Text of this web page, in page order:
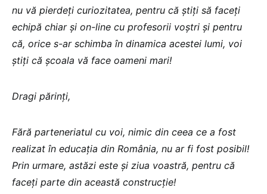
nu vă pierdeți curiozitatea, pentru că știți să faceți
echipă chiar și on-line cu profesorii voștri și pentru
că, orice s-ar schimba în dinamica acestei lumi, voi
știți că școala vă face oameni mari!
Dragi părinți,
Fără parteneriatul cu voi, nimic din ceea ce a fost
realizat în educația din România, nu ar fi fost posibil!
Prin urmare, astăzi este și ziua voastră, pentru că
faceți parte din această construcție!